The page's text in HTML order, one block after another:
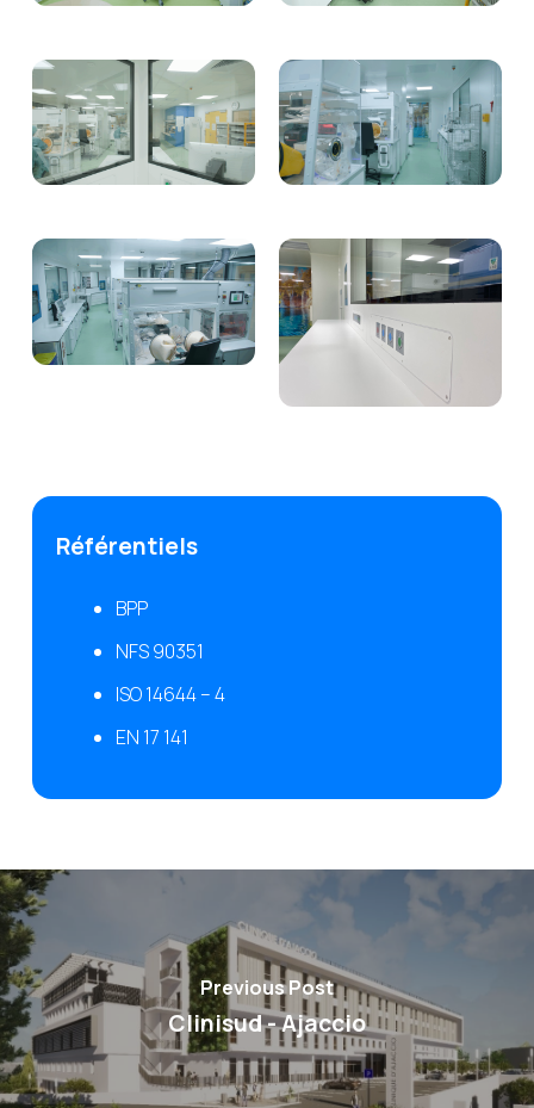
Référentiels
BPP
NFS 90351
ISO 14644 – 4
EN 17 141
Previous Post
Clinisud - Ajaccio